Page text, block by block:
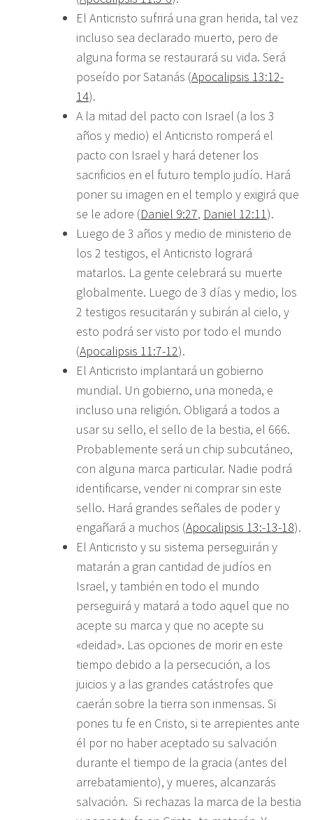
El Anticristo sufrirá una gran herida, tal vez
incluso sea declarado muerto, pero de
alguna forma se restaurará su vida. Será
poseído por Satanás (Apocalipsis 13:12-
14).
A la mitad del pacto con Israel (a los 3
años y medio) el Anticristo romperá el
pacto con Israel y hará detener los
sacrificios en el futuro templo judío. Hará
poner su imagen en el templo y exigirá que
se le adore (Daniel 9:27, Daniel 12:11).
Luego de 3 años y medio de ministerio de
los 2 testigos, el Anticristo logrará
matarlos. La gente celebrará su muerte
globalmente. Luego de 3 días y medio, los
2 testigos resucitarán y subirán al cielo, y
esto podrá ser visto por todo el mundo
(Apocalipsis 11:7-12).
El Anticristo implantará un gobierno
mundial. Un gobierno, una moneda, e
incluso una religión. Obligará a todos a
usar su sello, el sello de la bestia, el 666.
Probablemente será un chip subcutáneo,
con alguna marca particular. Nadie podrá
identificarse, vender ni comprar sin este
sello. Hará grandes señales de poder y
engañará a muchos (Apocalipsis 13:-13-18).
El Anticristo y su sistema perseguirán y
matarán a gran cantidad de judíos en
Israel, y también en todo el mundo
perseguirá y matará a todo aquel que no
acepte su marca y que no acepte su
«deidad». Las opciones de morir en este
tiempo debido a la persecución, a los
juicios y a las grandes catástrofes que
caerán sobre la tierra son inmensas. Si
pones tu fe en Cristo, si te arrepientes ante
él por no haber aceptado su salvación
durante el tiempo de la gracia (antes del
arrebatamiento), y mueres, alcanzarás
salvación. Si rechazas la marca de la bestia